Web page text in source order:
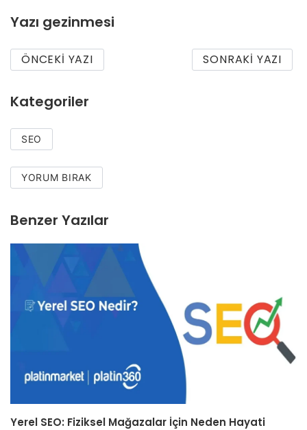
Yazı gezinmesi
ÖNCEKI YAZI SONRAKI YAZI
Kategoriler
SEO
YORUM BIRAK
Benzer Yazılar
Yerel SEO: Fiziksel Mağazalar İçin Neden Hayati